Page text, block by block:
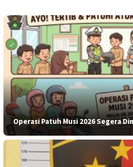
Operasi Patuh Musi 2026 Segera